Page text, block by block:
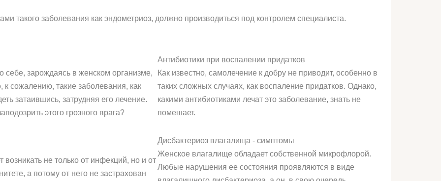
такого заболевания как эндометриоз, должно производиться под контролем специалиста.
себе, зарождаясь в женском организме,
сожалению, такие заболевания, как
затаившись, затрудняя его лечение.
этого грозного врага?
Антибиотики при воспалении придатков
Как известно, самолечение к добру не приводит, особенно в
таких сложных случаях, как воспаление придатков. Однако,
какими антибиотиками лечат это заболевание, знать не
помешает.
не только от инфекций, но и от
а потому от него не застрахован
Дисбактериоз влагалища - симптомы
Женское влагалище обладает собственной микрофлорой.
Любые нарушения ее состояния проявляются в виде